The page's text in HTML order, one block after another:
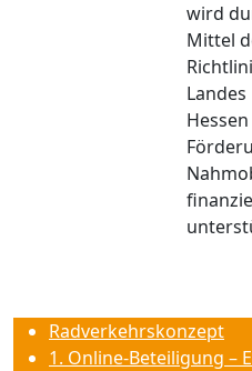
wird
Mittel
Landes
Radverkehrskonzept
1. Online-Beteiligung –